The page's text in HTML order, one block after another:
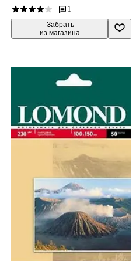
· 1
Забрать
из магазина